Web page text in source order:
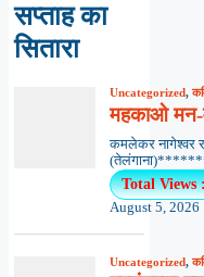
सप्ताह का
सितारा
Uncategorized,
महकाओ मन-
कमलेकर नागेश्वर
Total Views
August 5, 2026
Uncategorized,